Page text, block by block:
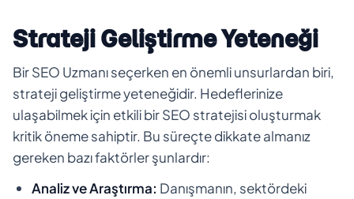
Strateji Geliştirme Yeteneği
Bir SEO Uzmanı seçerken en önemli unsurlardan biri,
strateji geliştirme yeteneğidir. Hedeflerinize
ulaşabilmek için etkili bir SEO stratejisi oluşturmak
kritik öneme sahiptir. Bu süreçte dikkate almanız
gereken bazı faktörler şunlardır:
Analiz ve Araştırma: Danışmanın, sektördeki